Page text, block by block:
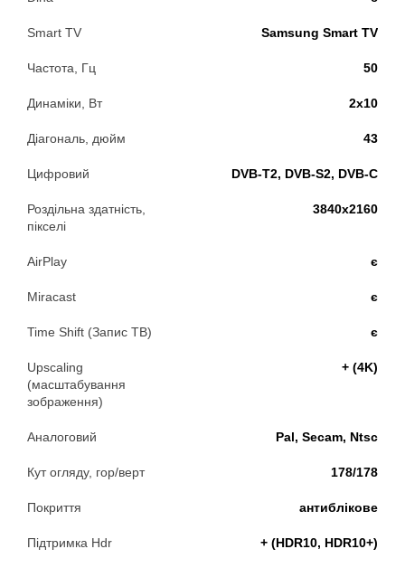
Smart TV Samsung Smart TV
Частота, Гц 50
Динаміки, Вт 2х10
Діагональ, дюйм 43
Цифровий DVB-T2, DVB-S2, DVB-C
Роздільна здатність,
пікселі
3840x2160
AirPlay є
Miracast є
Time Shift (Запис ТВ) є
Upscaling
(масштабування
зображення)
+ (4K)
Аналоговий Pal, Secam, Ntsc
Кут огляду, гор/верт 178/178
Покриття антиблікове
Підтримка Hdr + (HDR10, HDR10+)